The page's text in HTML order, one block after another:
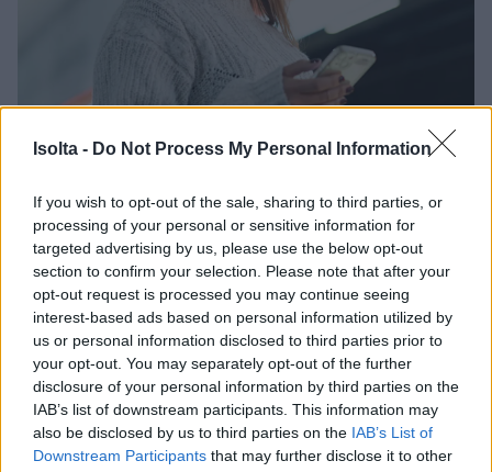
Isolta - Do Not Process My Personal Information
If you wish to opt-out of the sale, sharing to third parties, or
processing of your personal or sensitive information for
targeted advertising by us, please use the below opt-out
section to confirm your selection. Please note that after your
opt-out request is processed you may continue seeing
interest-based ads based on personal information utilized by
us or personal information disclosed to third parties prior to
your opt-out. You may separately opt-out of the further
disclosure of your personal information by third parties on the
IAB’s list of downstream participants. This information may
also be disclosed by us to third parties on the IAB’s List of
Downstream Participants that may further disclose it to other
Tietoturva Finago
Isoltassa ja uusi
kyberturvallisuuslaki
Isoltallalle kyberturvallisuuslaki on tärkeää.
Seuraamme aktiivisesti lakiuudistuksia, muita
säännösmuutoksia sekä alan parhaita käytäntöjä.